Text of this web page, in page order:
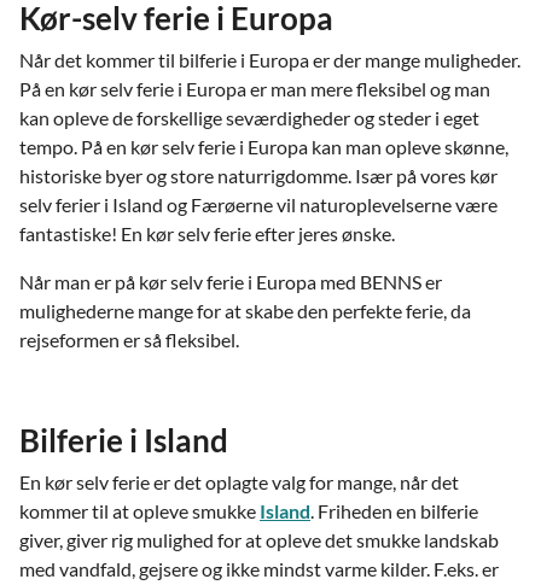
Kør-selv ferie i Europa
Når det kommer til bilferie i Europa er der mange muligheder.
På en kør selv ferie i Europa er man mere fleksibel og man
kan opleve de forskellige seværdigheder og steder i eget
tempo. På en kør selv ferie i Europa kan man opleve skønne,
historiske byer og store naturrigdomme. Især på vores kør
selv ferier i Island og Færøerne vil naturoplevelserne være
fantastiske! En kør selv ferie efter jeres ønske.
Når man er på kør selv ferie i Europa med BENNS er
mulighederne mange for at skabe den perfekte ferie, da
rejseformen er så fleksibel.
Bilferie i Island
En kør selv ferie er det oplagte valg for mange, når det
kommer til at opleve smukke Island. Friheden en bilferie
giver, giver rig mulighed for at opleve det smukke landskab
med vandfald, gejsere og ikke mindst varme kilder. F.eks. er